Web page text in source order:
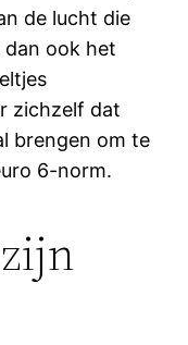
de lucht die
dan ook het
zichzelf dat
brengen om te
6-norm.